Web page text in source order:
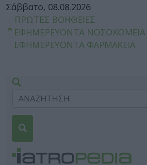
Σάββατο, 08.08.2026
ΠΡΩΤΕΣ ΒΟΗΘΕΙΕΣ
ΕΦΗΜΕΡΕΥΟΝΤΑ ΝΟΣΟΚΟΜΕΙΑ
ΕΦΗΜΕΡΕΥΟΝΤΑ ΦΑΡΜΑΚΕΙΑ